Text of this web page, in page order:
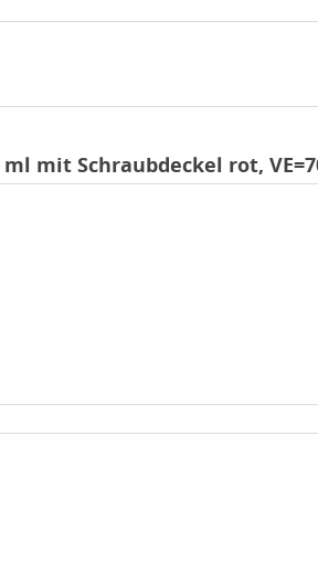
mit Schraubdeckel rot,